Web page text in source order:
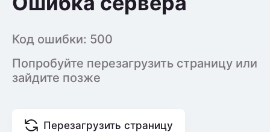
Код ошибки: 500
Попробуйте перезагрузить страницу или
зайдите позже
Перезагрузить страницу